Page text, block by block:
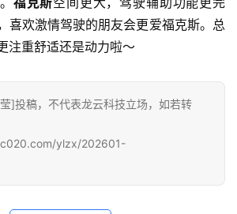
喜欢激情驾驶的朋友会更爱福克斯。总
注重舒适还是动力啦～
]投稿，不代表龙云科技立场，如若转
ylzx/202601-